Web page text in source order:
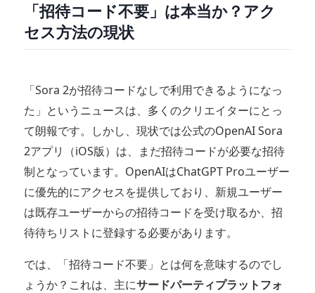
「招待コード不要」は本当か？アク
セス方法の現状
「Sora 2が招待コードなしで利用できるようになっ
た」というニュースは、多くのクリエイターにとっ
て朗報です。しかし、現状では公式のOpenAI Sora
2アプリ（iOS版）は、まだ招待コードが必要な招待
制となっています。OpenAIはChatGPT Proユーザー
に優先的にアクセスを提供しており、新規ユーザー
は既存ユーザーからの招待コードを受け取るか、招
待待ちリストに登録する必要があります。
では、「招待コード不要」とは何を意味するのでし
ょうか？これは、主にサードパーティプラットフォ